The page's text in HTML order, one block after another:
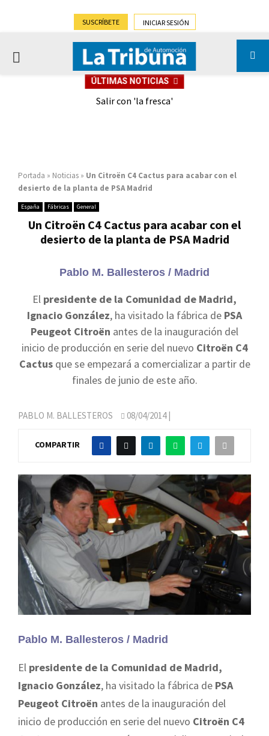
SUSCRÍBETE INICIAR SESIÓN
PRIMARY
ÚLTIMAS NOTICIAS
Salir con 'la fresca'
Portada » Noticias » Un Citroën C4 Cactus para acabar con el
desierto de la planta de PSA Madrid
España Fábricas General
Un Citroën C4 Cactus para acabar con el
desierto de la planta de PSA Madrid
Pablo M. Ballesteros / Madrid
El presidente de la Comunidad de Madrid,
Ignacio González, ha visitado la fábrica de PSA
Peugeot Citroën antes de la inauguración del
inicio de producción en serie del nuevo Citroën C4
Cactusque se empezará a comercializar a partir de
finales de junio de este año.
PABLO M. BALLESTEROS 08/04/2014|
COMPARTIR
Pablo M. Ballesteros / Madrid
El presidente de la Comunidad de Madrid,
Ignacio González, ha visitado la fábrica de PSA
Peugeot Citroën antes de la inauguración del
inicio de producción en serie del nuevo Citroën C4